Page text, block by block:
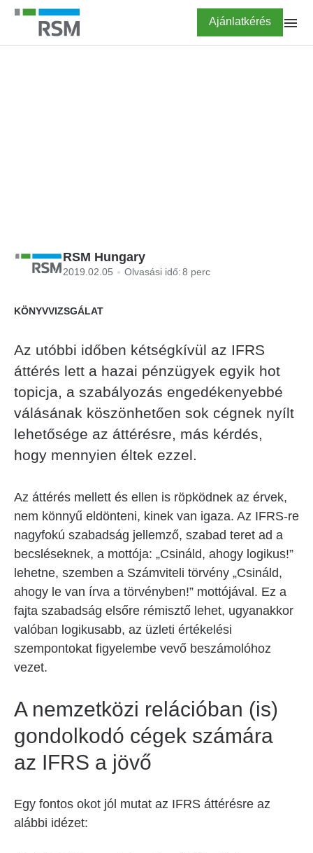
Ugrás
tartalomra
Highlighted
Ajánlatkérés
RSM Hungary
2019.02.05 Olvasási idő:8 perc
KÖNYVVIZSGÁLAT
Az utóbbi időben kétségkívül az IFRS
áttérés lett a hazai pénzügyek egyik hot
topicja, a szabályozás engedékenyebbé
válásának köszönhetően sok cégnek nyílt
lehetősége az áttérésre, más kérdés,
hogy mennyien éltek ezzel.
Az áttérés mellett és ellen is röpködnek az érvek,
nem könnyű eldönteni, kinek van igaza. Az IFRS-re
nagyfokú szabadság jellemző, szabad teret ad a
becsléseknek, a mottója: „Csináld, ahogy logikus!”
lehetne, szemben a Számviteli törvény „Csináld,
ahogy le van írva a törvényben!” mottójával. Ez a
fajta szabadság elsőre rémisztő lehet, ugyanakkor
valóban logikusabb, az üzleti értékelési
szempontokat figyelembe vevő beszámolóhoz
vezet.
A nemzetközi relációban (is)
gondolkodó cégek számára
az IFRS a jövő
Egy fontos okot jól mutat az IFRS áttérésre az
alábbi idézet: